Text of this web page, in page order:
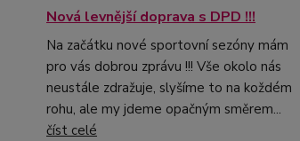
Nová levnější doprava s DPD !!!
Na začátku nové sportovní sezóny mám
pro vás dobrou zprávu !!! Vše okolo nás
neustále zdražuje, slyšíme to na koždém
rohu, ale my jdeme opačným směrem...
číst celé